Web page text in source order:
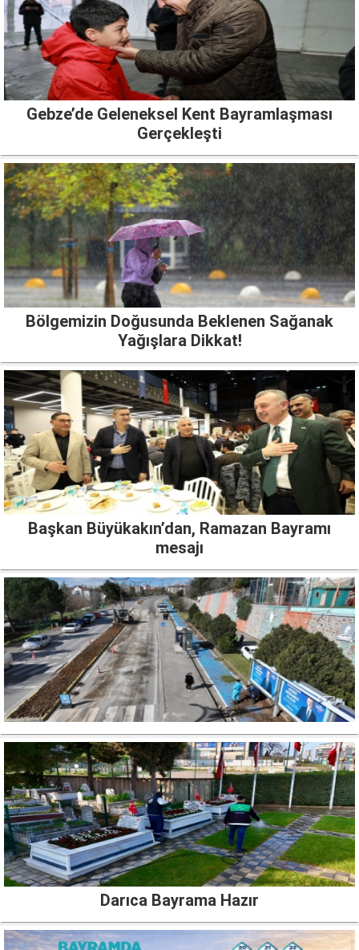
Gebze’de Geleneksel Kent Bayramlaşması
Gerçekleşti
Bölgemizin Doğusunda Beklenen Sağanak
Yağışlara Dikkat!
Başkan Büyükakın’dan, Ramazan Bayramı
mesajı
Darıca Bayrama Hazır